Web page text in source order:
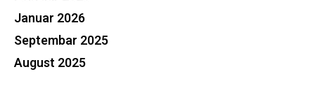
Januar 2026
Septembar 2025
August 2025